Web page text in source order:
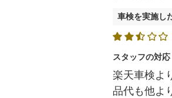
車検を実施し
スタッフの対
楽天車検よ
品代も他よ